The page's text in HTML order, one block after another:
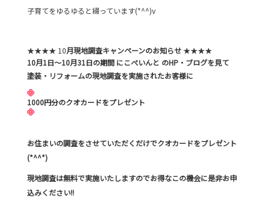
子育てをゆるゆると綴っています(*^^)v
★★★★ 10月現地調査キャンペーンのお知らせ★★★★
10月1日～10月31日の期間 にこぺいんと のHP・ブログを見て
塗装・リフォームの現地調査を実施されたお客様に
1000円分のクオカードをプレゼント
お住まいの調査をさせていただくだけでクオカードをプレゼント
(*^^*)
現地調査は無料で実施いたしますのでお得なこの機会に是非お申
込みください!!